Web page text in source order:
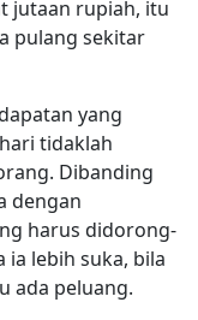
jutaan rupiah, itu
pulang sekitar
yang
tidaklah
Dibanding
dengan
harus didorong-
ia lebih suka, bila
ada peluang.